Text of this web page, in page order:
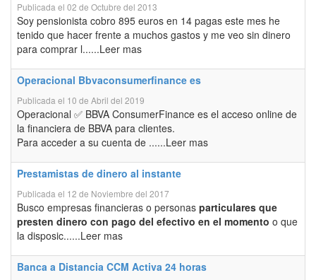
Publicada el 02 de Octubre del 2013
Soy pensionista cobro 895 euros en 14 pagas este mes he
tenido que hacer frente a muchos gastos y me veo sin dinero
para comprar l......Leer mas
Operacional Bbvaconsumerfinance es
Publicada el 10 de Abril del 2019
Operacional ✅ BBVA ConsumerFinance es el acceso online de
la financiera de BBVA para clientes.
Para acceder a su cuenta de ......Leer mas
Prestamistas de dinero al instante
Publicada el 12 de Noviembre del 2017
Busco empresas financieras o personas particulares que
presten dinero con pago del efectivo en el momento o que
la disposic......Leer mas
Banca a Distancia CCM Activa 24 horas